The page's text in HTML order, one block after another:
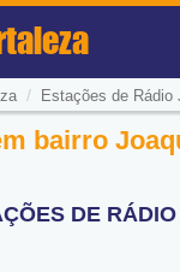
/ Estações de Rádio
bairro
DE